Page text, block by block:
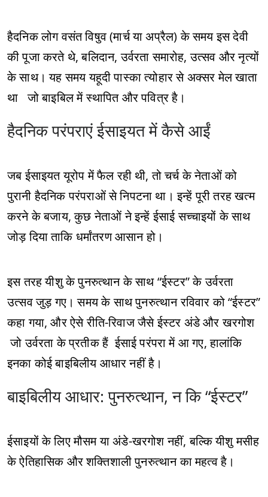
हैदनिक लोग वसंत विषुव (मार्च या अप्रैल) के समय इस देवी
की पूजा करते थे, बलिदान, उर्वरता समारोह, उत्सव और नृत्यों
के साथ। यह समय यहूदी पास्का त्योहार से अक्सर मेल खाता
था जो बाइबिल में स्थापित और पवित्र है।
हैदनिक परंपराएं ईसाइयत में कैसे आईं
जब ईसाइयत यूरोप में फैल रही थी, तो चर्च के नेताओं को
पुरानी हैदनिक परंपराओं से निपटना था। इन्हें पूरी तरह खत्म
करने के बजाय, कुछ नेताओं ने इन्हें ईसाई सच्चाइयों के साथ
जोड़ दिया ताकि धर्मांतरण आसान हो।
इस तरह यीशु के पुनरुत्थान के साथ “ईस्टर” के उर्वरता
उत्सव जुड़ गए। समय के साथ पुनरुत्थान रविवार को “ईस्टर”
कहा गया, और ऐसे रीति-रिवाज जैसे ईस्टर अंडे और खरगोश
जो उर्वरता के प्रतीक हैं ईसाई परंपरा में आ गए, हालांकि
इनका कोई बाइबिलीय आधार नहीं है।
बाइबिलीय आधार: पुनरुत्थान, न कि “ईस्टर”
ईसाइयों के लिए मौसम या अंडे-खरगोश नहीं, बल्कि यीशु मसीह
के ऐतिहासिक और शक्तिशाली पुनरुत्थान का महत्व है।